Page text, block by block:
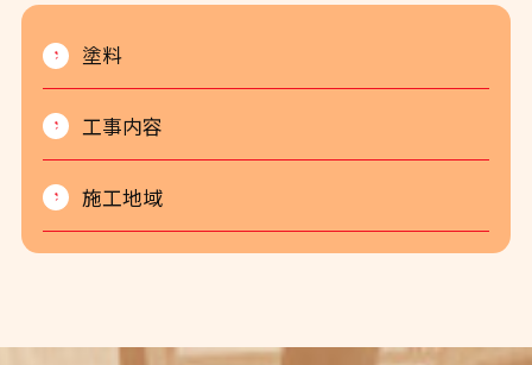
塗料
工事内容
施工地域